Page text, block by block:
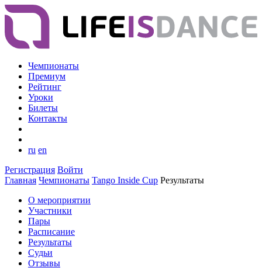
Чемпионаты
Премиум
Рейтинг
Уроки
Билеты
Контакты
ru en
Регистрация Войти
Главная Чемпионаты Tango Inside Cup Результаты
О мероприятии
Участники
Пары
Расписание
Результаты
Судьи
Отзывы